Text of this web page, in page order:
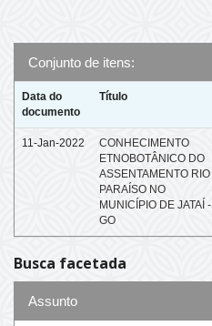
Conjunto de itens:
Data do
documento
Título
11-Jan-2022
CONHECIMENTO
ETNOBOTÂNICO DO
ASSENTAMENTO RIO
PARAÍSO NO
MUNICÍPIO DE JATAÍ -
GO
Busca facetada
Assunto